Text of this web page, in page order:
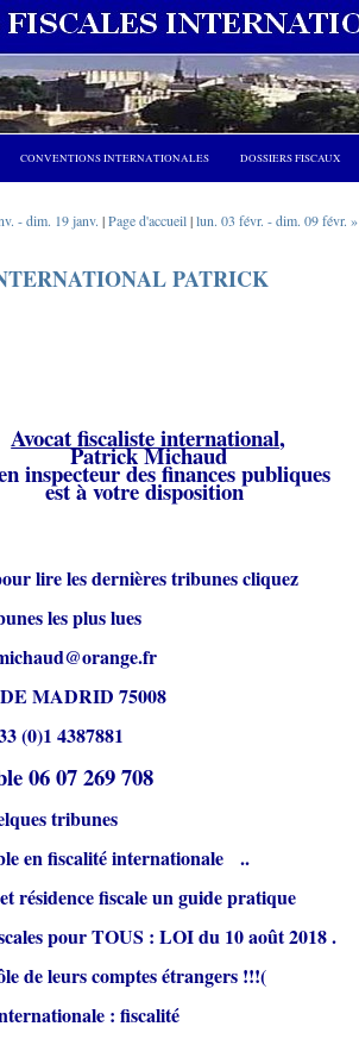
CONVENTIONS INTERNATIONALES DOSSIERS FISCAUX
- dim. 19 janv. |Page d'accueil|lun. 03 févr. - dim. 09 févr. »
PATRICK
Avocat fiscaliste international,
Patrick Michaud
inspecteur des finances publiques
est à votre disposition
lire les dernières tribunes cliquez
les plus lues
MADRID 75008
(0)1 4387881
06 07 269 708
tribunes
en fiscalité internationale ..
résidence fiscale un guide pratique
pour TOUS : LOI du 10 août 2018 .
de leurs comptes étrangers !!!(
: fiscalité